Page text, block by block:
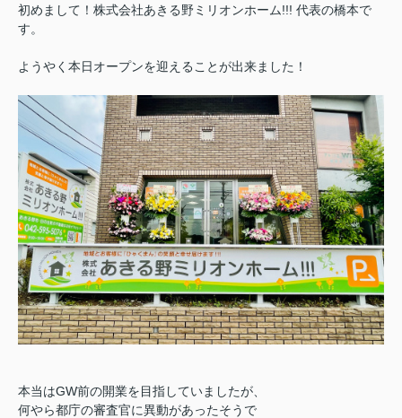
初めまして！株式会社あきる野ミリオンホーム!!! 代表の橋本で
す。
ようやく本日オープンを迎えることが出来ました！
本当はGW前の開業を目指していましたが、
何やら都庁の審査官に異動があったそうで